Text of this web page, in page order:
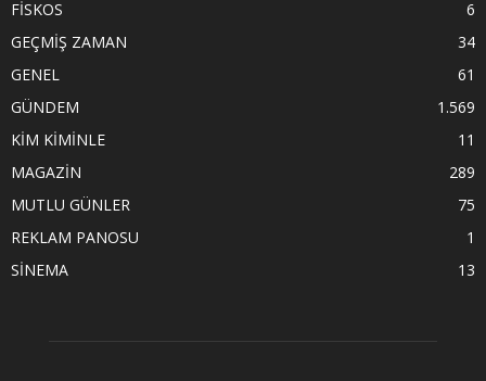
FİSKOS
6
GEÇMİŞ ZAMAN
34
GENEL
61
GÜNDEM
1.569
KİM KİMİNLE
11
MAGAZİN
289
MUTLU GÜNLER
75
REKLAM PANOSU
1
SİNEMA
13